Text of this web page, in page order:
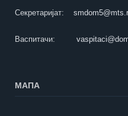
Секретаријат:
Васпитачи:
МАПА